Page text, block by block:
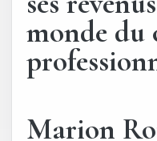
monde du
Marion